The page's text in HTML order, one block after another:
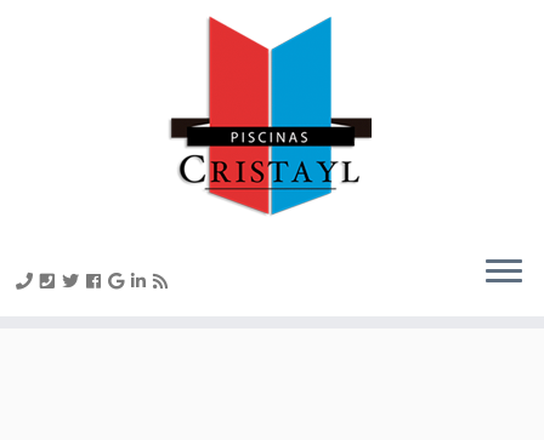
Construir piscinas en
Salamanca usando hormigón